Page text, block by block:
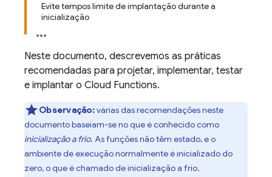
Evite tempos limite de implantação durante a
inicialização
Neste documento, descrevemos as práticas
recomendadas para projetar, implementar, testar
e implantar o Cloud Functions.
Observação:várias das recomendações neste
documento baseiam-se no que é conhecido como
inicialização a frio. As funções não têm estado, e o
ambiente de execução normalmente é inicializado do
zero, o que é chamado de inicialização a frio.